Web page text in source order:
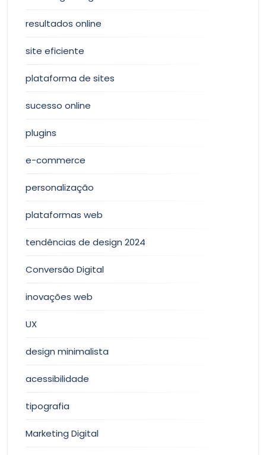
resultados online
site eficiente
plataforma de sites
sucesso online
plugins
e-commerce
personalização
plataformas web
tendências de design 2024
Conversão Digital
inovações web
UX
design minimalista
acessibilidade
tipografia
Marketing Digital